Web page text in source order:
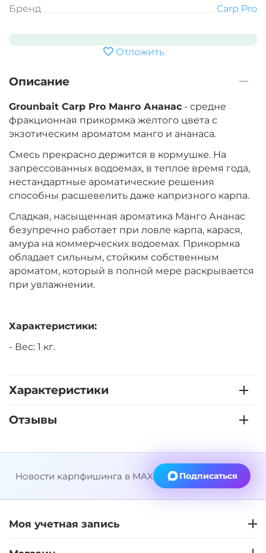
Бренд
Carp Pro
Отложить
Описание
Grounbait Carp Pro Манго Ананас - средне
фракционная прикормка желтого цвета с
экзотическим ароматом манго и ананаса.
Смесь прекрасно держится в кормушке. На
запрессованных водоемах, в теплое время года,
нестандартные ароматические решения
способны расшевелить даже капризного карпа.
Сладкая, насыщенная ароматика Манго Ананас
безупречно работает при ловле карпа, карася,
амура на коммерческих водоемах. Прикормка
обладает сильным, стойким собственным
ароматом, который в полной мере раскрывается
при увлажнении.
Характеристики:
- Вес: 1 кг.
Характеристики
Отзывы
Новости карпфишинга в MAX Подписаться
Моя учетная запись